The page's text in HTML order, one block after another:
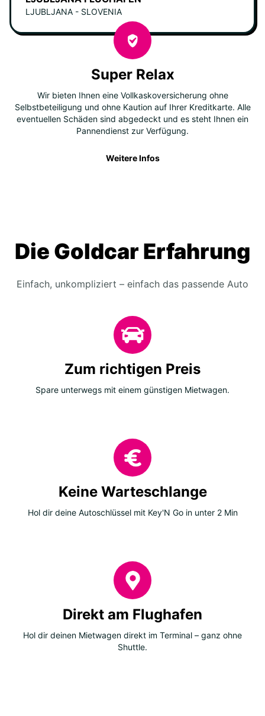
LJUBLJANA - SLOVENIA
Super Relax
Wir bieten Ihnen eine Vollkaskoversicherung ohne
Selbstbeteiligung und ohne Kaution auf Ihrer Kreditkarte. Alle
eventuellen Schäden sind abgedeckt und es steht Ihnen ein
Pannendienst zur Verfügung.
Weitere Infos
Die Goldcar Erfahrung
Einfach, unkompliziert – einfach das passende Auto
Zum richtigen Preis
Spare unterwegs mit einem günstigen Mietwagen.
Keine Warteschlange
Hol dir deine Autoschlüssel mit Key'N Go in unter 2 Min
Direkt am Flughafen
Hol dir deinen Mietwagen direkt im Terminal – ganz ohne
Shuttle.